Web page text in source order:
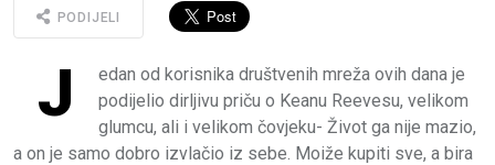
PODIJELI
J
edan od korisnika društvenih mreža ovih dana je
podijelio dirljivu priču o Keanu Reevesu, velikom
glumcu, ali i velikom čovjeku- Život ga nije mazio,
a on je samo dobro izvlačio iz sebe. Moiže kupiti sve, a bira